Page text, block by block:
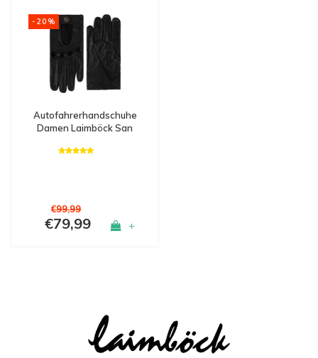
-20%
Autofahrerhandschuhe
Damen Laimböck San
€99,99
€79,99 +